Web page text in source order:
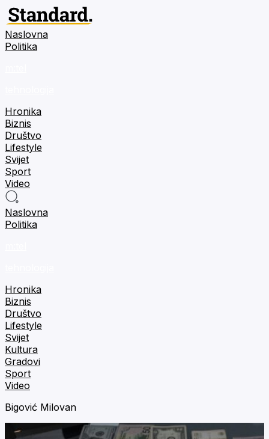
Naslovna
Politika
Hronika
Biznis
Društvo
Lifestyle
Svijet
Sport
Video
Naslovna
Politika
Hronika
Biznis
Društvo
Lifestyle
Svijet
Kultura
Gradovi
Sport
Video
Bigović Milovan